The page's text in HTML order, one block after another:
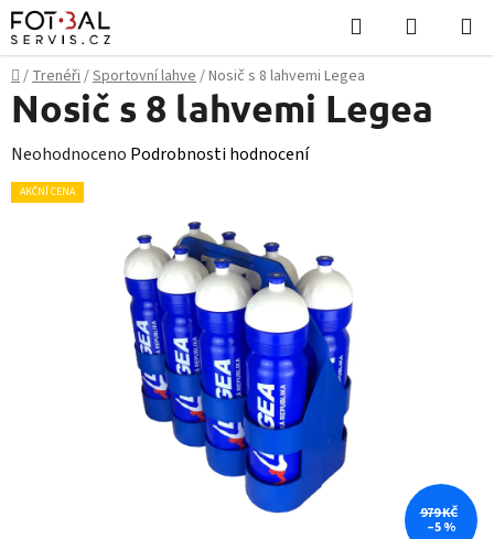
Přejít
na
obsah
Hledat
KOŠÍK
Domů
/Trenéři/Sportovní lahve/Nosič s 8 lahvemi Legea
Nosič s 8 lahvemi Legea
Průměrné
hodnocení
Neohodnoceno Podrobnosti hodnocení
AKČNÍ CENA
979 KČ
–5 %